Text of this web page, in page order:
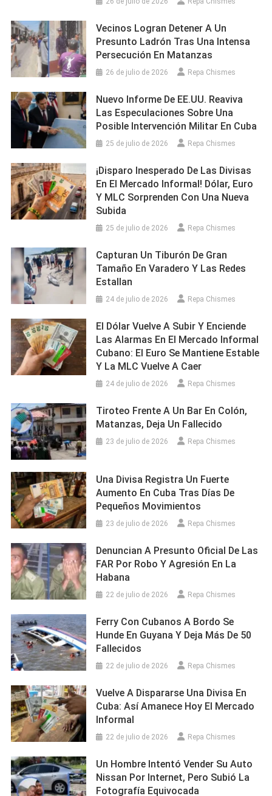
Vecinos Logran Detener A Un
Presunto Ladrón Tras Una Intensa
Persecución En Matanzas
26 de julio de 2026 Repa Chismes
Nuevo Informe De EE.UU. Reaviva
Las Especulaciones Sobre Una
Posible Intervención Militar En Cuba
25 de julio de 2026 Repa Chismes
¡Disparo Inesperado De Las Divisas
En El Mercado Informal! Dólar, Euro
Y MLC Sorprenden Con Una Nueva
Subida
25 de julio de 2026 Repa Chismes
Capturan Un Tiburón De Gran
Tamaño En Varadero Y Las Redes
Estallan
24 de julio de 2026 Repa Chismes
El Dólar Vuelve A Subir Y Enciende
Las Alarmas En El Mercado Informal
Cubano: El Euro Se Mantiene Estable
Y La MLC Vuelve A Caer
24 de julio de 2026 Repa Chismes
Tiroteo Frente A Un Bar En Colón,
Matanzas, Deja Un Fallecido
23 de julio de 2026 Repa Chismes
Una Divisa Registra Un Fuerte
Aumento En Cuba Tras Días De
Pequeños Movimientos
23 de julio de 2026 Repa Chismes
Denuncian A Presunto Oficial De Las
FAR Por Robo Y Agresión En La
Habana
22 de julio de 2026 Repa Chismes
Ferry Con Cubanos A Bordo Se
Hunde En Guyana Y Deja Más De 50
Fallecidos
22 de julio de 2026 Repa Chismes
Vuelve A Dispararse Una Divisa En
Cuba: Así Amanece Hoy El Mercado
Informal
22 de julio de 2026 Repa Chismes
Un Hombre Intentó Vender Su Auto
Nissan Por Internet, Pero Subió La
Fotografía Equivocada